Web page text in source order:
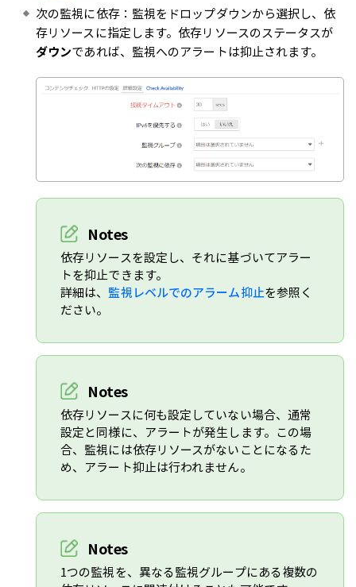
次の監視に依存：監視をドロップダウンから選択し、依
存リソースに指定します。依存リソースのステータスが
ダウンであれば、監視へのアラートは抑止されます。
Notes
依存リソースを設定し、それに基づいてアラー
トを抑止できます。
詳細は、 監視レベルでのアラーム抑止を参照く
ださい。
Notes
依存リソースに何も設定していない場合、通常
設定と同様に、アラートが発生します。この場
合、監視には依存リソースがないことになるた
め、アラート抑止は行われません。
Notes
1つの監視を、異なる監視グループにある複数の